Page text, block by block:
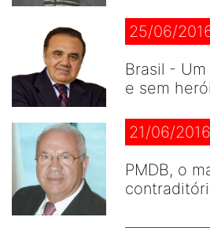
25/06/
Brasil -
e sem
21/06/2016
PMDB, o